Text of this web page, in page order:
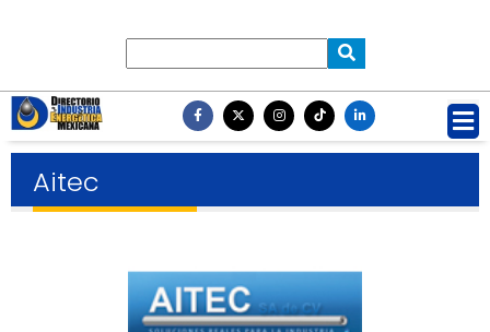
Aitec